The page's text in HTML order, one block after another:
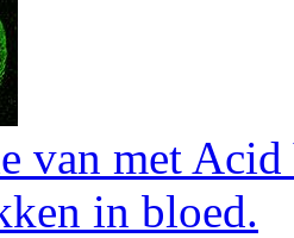
van met
in bloed.